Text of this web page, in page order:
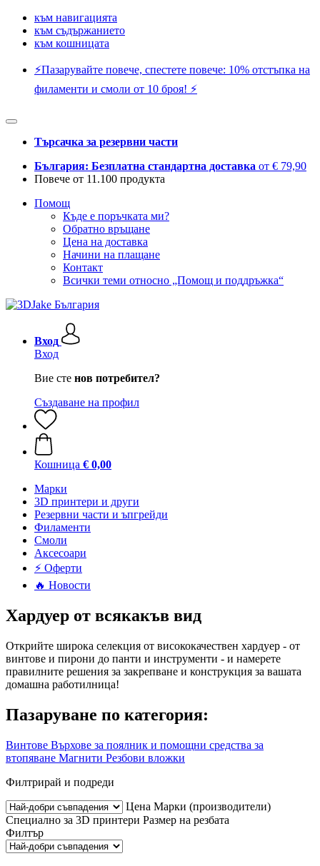
към навигацията
към съдържанието
към кошницата
⚡️Пазарувайте повече, спестете повече: 10% отстъпка на
филаменти и смоли от 10 броя! ⚡️
Търсачка за резервни части
България: Безплатна стандартна доставка от € 79,90
Повече от 11.100 продукта
Помощ
Къде е поръчката ми?
Обратно връщане
Цена на доставка
Начини на плащане
Контакт
Всички теми относно „Помощ и поддръжка“
Вход
Вход
Вие сте нов потребител?
Създаване на профил
Кошница € 0,00
Mарки
3D принтери и други
Резервни части и ъпгрейди
Филаменти
Смоли
Аксесоари
⚡ Оферти
🔥 Новости
Хардуер от всякакъв вид
Открийте широка селекция от висококачествен хардуер - от
винтове и пирони до панти и инструменти - и намерете
правилните решения за закрепване и конструкция за вашата
домашна работилница!
Пазаруване по категория:
Винтове Върхове за поялник и помощни средства за
втопяване Магнити Резбови вложки
Филтрирай и подреди
Цена Марки (производители)
Специално за 3D принтери Размер на резбата
Филтър